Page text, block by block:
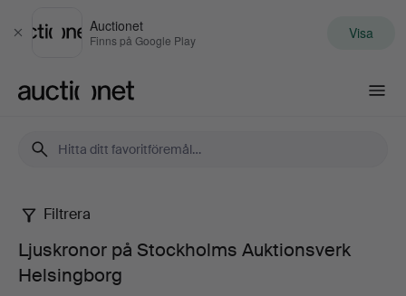
Stäng
Auctionet
Finns på Google Play Visa
Ljuskronor
på
Filtrera
Ljuskronor på Stockholms Auktionsverk
Helsingborg